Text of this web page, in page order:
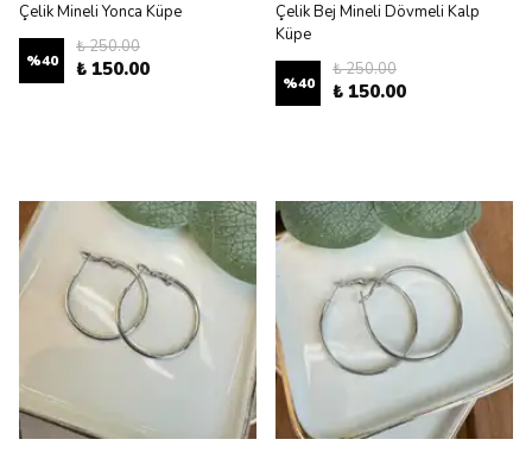
Çelik Mineli Yonca Küpe
%40
₺ 250.00
₺ 150.00
Çelik Bej Mineli Dövmeli Kalp
Küpe
%40
₺ 250.00
₺ 150.00